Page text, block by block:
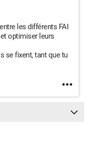
les différents FAI
optimiser leurs
se fixent, tant que tu